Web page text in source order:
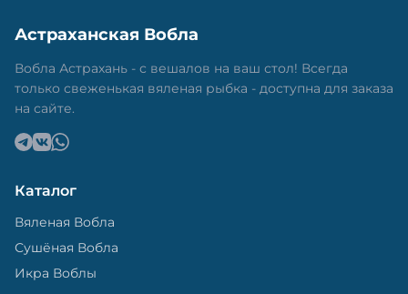
Астраханская Вобла
Вобла Астрахань - с вешалов на ваш стол! Всегда
только свеженькая вяленая рыбка - доступна для заказа
на сайте.
Каталог
Вяленая Вобла
Сушёная Вобла
Икра Воблы